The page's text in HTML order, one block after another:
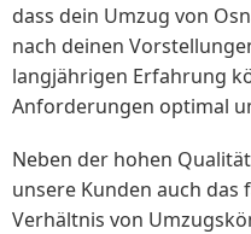
dass dein Umzug von
nach deinen
langjährigen Erfahrung
Anforderungen optimal
Neben der hohen
unsere Kunden auch das
Verhältnis von